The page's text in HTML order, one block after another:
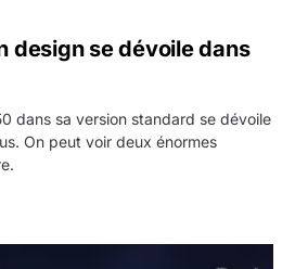
design se dévoile dans
dans sa version standard se dévoile
On peut voir deux énormes